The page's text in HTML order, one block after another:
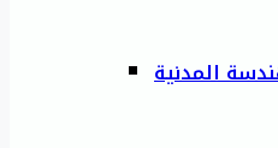
المدنية